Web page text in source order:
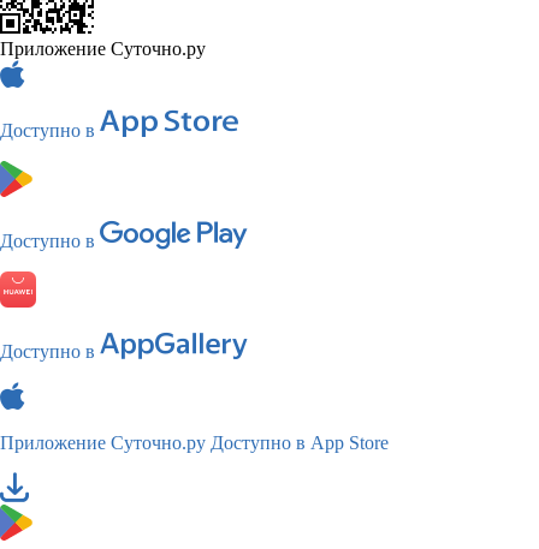
Приложение Суточно.ру
Доступно в
Доступно в
Доступно в
Приложение Суточно.ру Доступно в App Store